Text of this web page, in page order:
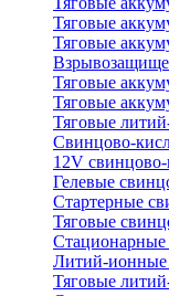
Тяговые
Тяговые
Тяговые
Тяговые
Тяговые
Свинцово-
12V
Гелевые
Стартерные
Тяговые
Стационарные
Литий-ионные
Тяговые